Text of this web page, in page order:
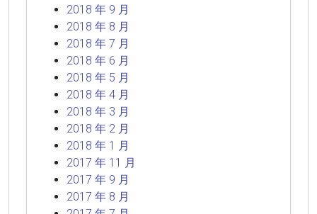
2018 年 9 月
2018 年 8 月
2018 年 7 月
2018 年 6 月
2018 年 5 月
2018 年 4 月
2018 年 3 月
2018 年 2 月
2018 年 1 月
2017 年 11 月
2017 年 9 月
2017 年 8 月